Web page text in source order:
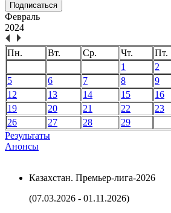
Подписаться
Февраль
2024
Пн. Вт. Ср. Чт. Пт.
1
2
5
6 7 8 9
12
13 14 15 16
19
20 21 22 23
26
27 28
29
Результаты
Анонсы
Казахстан. Премьер-лига-2026
(07.03.2026 - 01.11.2026)